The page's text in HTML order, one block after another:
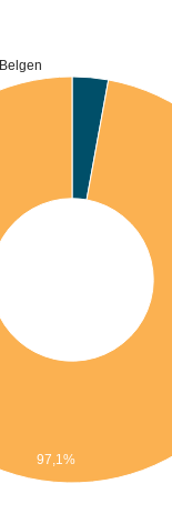
Belgen
97,1%